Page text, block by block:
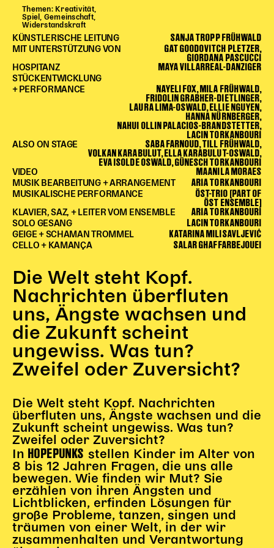
Begleitmaterial
TheaterPaket
Partnerklasse + Partnerschule
Probenklasse
Theaterklasse
Vorstellungen für pädagogische Institutionen
Angebote für Pädagog*innen
PädagogikClub
Sommerfest
Open House
Newsletter für pädagogische Institutionen
Gl!tch4
Wem gehört die Bühne?
House of Hybrid Rebels
HAUS
Über Uns
Team
Künstler*innen 2025/26
Bühnen + Studios
Leitlinien
Kulturpatenschaft
Partner*innen
20 Jahre Dschungel Wien
SERVICE
Themen: Kreativität,
Spiel, Gemeinschaft,
Widerstandskraft
KÜNSTLERISCHE LEITUNG SANJA TROPP FRÜHWALD
MIT UNTERSTÜTZUNG VON GAT GOODOVITCH PLETZER,
GIORDANA PASCUCCI
HOSPITANZ MAYA VILLARREAL-DANZIGER
STÜCKENTWICKLUNG
+ PERFORMANCE
NAYELI FOX, MILA FRÜHWALD,
FRIDOLIN GRABHER-DIETLINGER,
LAURA LIMA-OSWALD, ELLIE NGUYEN,
HANNA NÜRNBERGER,
NAHUI OLLIN PALACIOS-BRANDSTETTER,
LACIN TORKANBOURI
ALSO ON STAGE SABA FARNOUD, TILL FRÜHWALD,
VOLKAN KARABULUT, ELLA KARABULUT-OSWALD,
EVA ISOLDE OSWALD, GÜNESCH TORKANBOURI
VIDEO MAANILA MORAES
MUSIK BEARBEITUNG + ARRANGEMENT ARIA TORKANBOURI
MUSIKALISCHE PERFORMANCE ÖST-TRIO (PART OF
ÖST ENSEMBLE)
KLAVIER, SAZ, + LEITER VOM ENSEMBLE ARIA TORKANBOURI
SOLO GESANG LACIN TORKANBOURI
GEIGE + SCHAMAN TROMMEL KATARINA MILISAVLJEVIĆ
CELLO + KAMANÇA SALAR GHAFFARBEJOUEI
Die Welt steht Kopf.
Nachrichten überfluten
uns, Ängste wachsen und
die Zukunft scheint
ungewiss. Was tun?
Zweifel oder Zuversicht?
Die Welt steht Kopf. Nachrichten
überfluten uns, Ängste wachsen und die
Zukunft scheint ungewiss. Was tun?
Zweifel oder Zuversicht?
In HOPEPUNKS stellen Kinder im Alter von
8 bis 12 Jahren Fragen, die uns alle
bewegen. Wie finden wir Mut? Sie
erzählen von ihren Ängsten und
Lichtblicken, erfinden Lösungen für
große Probleme, tanzen, singen und
träumen von einer Welt, in der wir
zusammenhalten und Verantwortung